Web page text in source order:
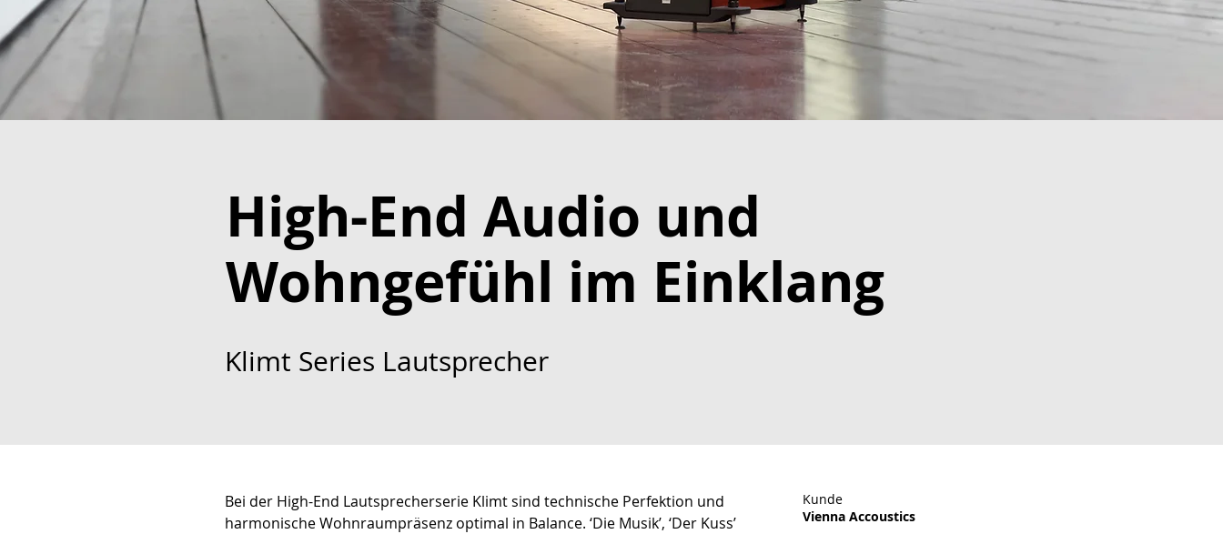
High-End Audio und
Wohngefühl im Einklang
Klimt Series Lautsprecher
Bei der High-End Lautsprecherserie Klimt sind technische Perfektion und
harmonische Wohnraumpräsenz optimal in Balance. ‘Die Musik’, ‘Der Kuss’
Kunde
Vienna Accoustics